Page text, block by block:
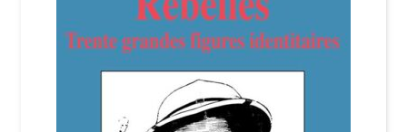
Login Customizer